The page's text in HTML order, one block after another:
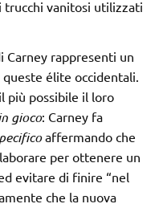
trucchi vanitosi utilizzati
Carney rappresenti un
élite occidentali.
più possibile il loro
gioco: Carney fa
affermando che
per ottenere un
evitare di finire “nel
che la nuova